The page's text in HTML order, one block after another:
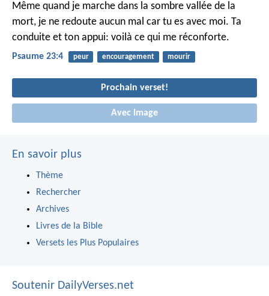
Même quand je marche dans la sombre vallée de la
mort, je ne redoute aucun mal car tu es avec moi. Ta
conduite et ton appui: voilà ce qui me réconforte.
Psaume 23:4 peur encouragement mourir
Prochain verset!
Avec Image
En savoir plus
Thème
Rechercher
Archives
Livres de la Bible
Versets les Plus Populaires
Soutenir DailyVerses.net